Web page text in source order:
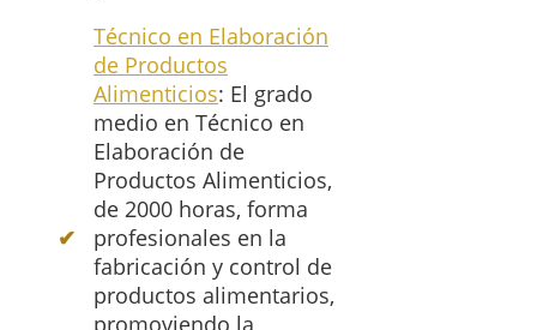
Técnico en Elaboración
de Productos
Alimenticios: El grado
medio en Técnico en
Elaboración de
Productos Alimenticios,
de 2000 horas, forma
profesionales en la
fabricación y control de
productos alimentarios,